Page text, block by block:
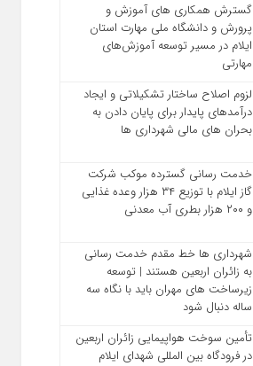
گسترش همکاری‌ های آموزش و
پرورش و دانشگاه ملی مهارت استان
ایلام در مسیر توسعه آموزش‌های
مهارتی
لزوم اصلاح ساختار تشکیلاتی و ایجاد
درآمدهای پایدار برای پایان دادن به
بحران‌ های مالی شهرداری‌ ها
خدمت رسانی گسترده موکب شرکت
گاز ایلام با توزیع ۳۴ هزار وعده غذایی
و ۲۰۰ هزار بطری آب معدنی
شهرداری‌ ها خط مقدم خدمت ‌رسانی
به زائران اربعین هستند | توسعه
زیرساخت ‌های مهران باید با نگاه سه‌
ساله دنبال شود
تأمین سوخت هواپیمایی زائران اربعین
در فرودگاه بین المللی شهدای ایلام